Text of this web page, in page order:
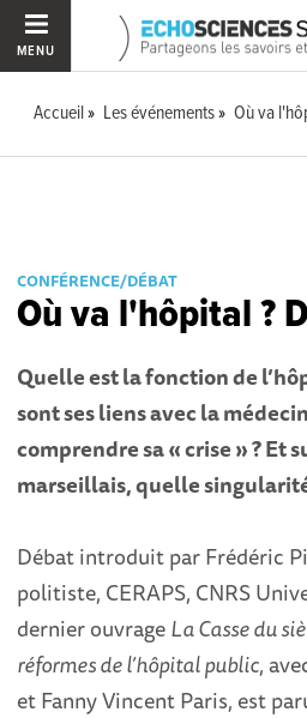
MENU
Accueil Les événements Où va
CONFÉRENCE/DÉBAT
Où va l'hôpital ?
Quelle est la fonction de
sont ses liens avec la
comprendre sa « crise » ? Et
marseillais, quelle
Débat introduit par Frédéric
politiste, CERAPS, CNRS
dernier ouvrageLa Casse du
réformes de l’hôpital public,
et Fanny Vincent Paris, est